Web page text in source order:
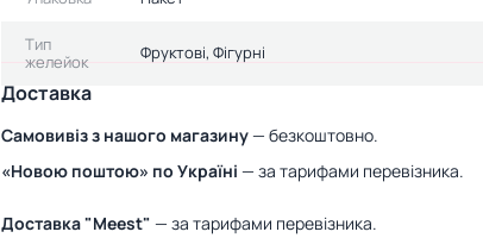
Тип
желейок
Фруктові, Фігурні
Доставка
Самовивіз з нашого магазину— безкоштовно.
«Новою поштою» по Україні — за тарифами перевізника.
Доставка "Meest" — за тарифами перевізника.